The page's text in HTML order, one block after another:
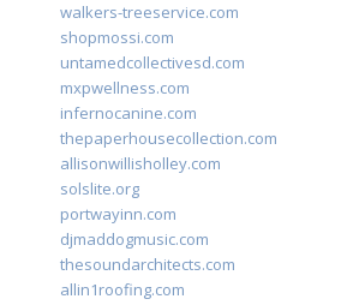
walkers-treeservice.com
shopmossi.com
untamedcollectivesd.com
mxpwellness.com
infernocanine.com
thepaperhousecollection.com
allisonwillisholley.com
solslite.org
portwayinn.com
djmaddogmusic.com
thesoundarchitects.com
allin1roofing.com